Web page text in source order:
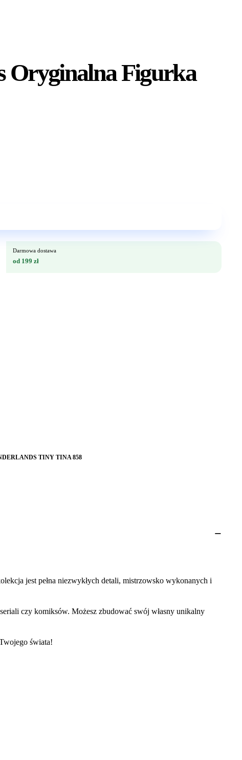
Oryginalna Figurka
Darmowa dostawa
od 199 zł
TINY TINA 858
jest pełna niezwykłych detali, mistrzowsko wykonanych i
czy komiksów. Możesz zbudować swój własny unikalny
świata!